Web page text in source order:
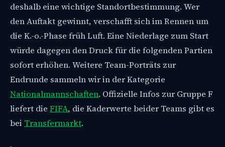
deshalb eine wichtige Standortbestimmung. Wer
den Auftakt gewinnt, verschafft sich im Rennen um
die K.-o.-Phase früh Luft. Eine Niederlage zum Start
würde dagegen den Druck für die folgenden Partien
sofort erhöhen. Weitere Team-Porträts zur
Endrunde sammeln wir in der Kategorie
Nationalmannschaften. Offizielle Infos zur Gruppe F
liefert die FIFA, die Kaderwerte beider Teams gibt es
bei Transfermarkt.